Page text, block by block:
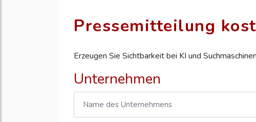
Pressemitteilung
Erzeugen Sie Sichtbarkeit bei KI und
Unternehmen